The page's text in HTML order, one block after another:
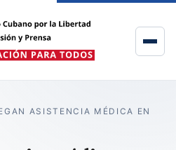
ASISTENCIA MÉDICA EN